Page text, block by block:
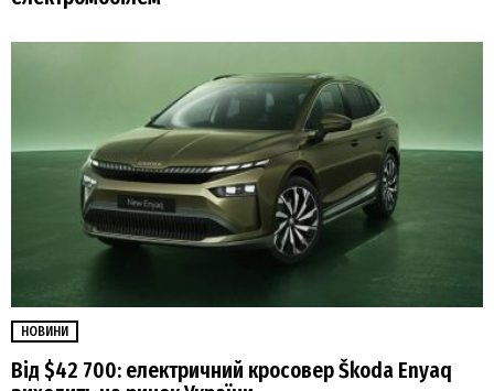
НОВИНИ
Від $42 700: електричний кросовер Škoda Enyaq